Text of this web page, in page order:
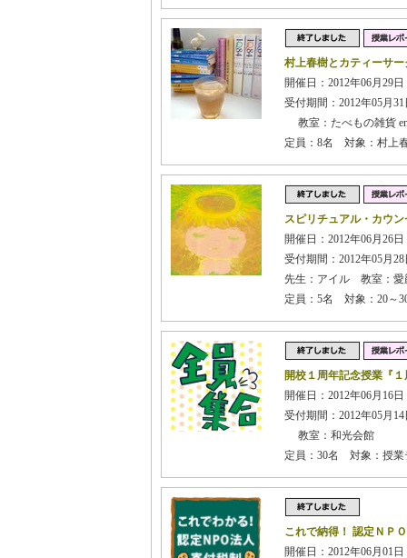
村上春樹とカティーサー
開催日：2012年06月29
受付期間：2012年05月
教室：たべもの雑貨
定員：8名 対象：村上
スピリチュアル・カウ
開催日：2012年06月26
受付期間：2012年05月
先生：アイル 教室：愛
定員：5名 対象：20～
開校１周年記念授業『
開催日：2012年06月16
受付期間：2012年05月
教室：和光会館
定員：30名 対象：授業
これで納得！ 認定ＮＰ
開催日：2012年06月01